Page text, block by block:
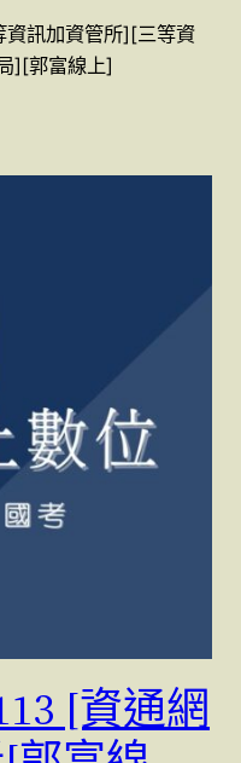
資訊加資管所][三等資
][郭富線上]
[資通網